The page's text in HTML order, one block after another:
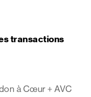
transactions
à Cœur + AVC